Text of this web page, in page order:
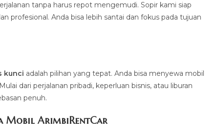
tanpa harus repot mengemudi. Sopir kami siap
profesional. Anda bisa lebih santai dan fokus pada tujuan
kunci adalah pilihan yang tepat. Anda bisa menyewa mobil
dari perjalanan pribadi, keperluan bisnis, atau liburan
penuh.
Mobil ArimbiRentCar